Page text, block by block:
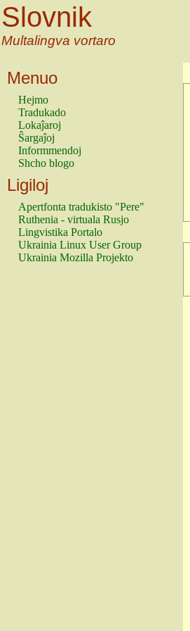
Slovnik
Multalingva vortaro
Menuo
Hejmo
Tradukado
Lokaĵaroj
Ŝargaĵoj
Informmendoj
Shcho blogo
Ligiloj
Apertfonta tradukisto "Pere"
Ruthenia - virtuala Rusjo
Lingvistika Portalo
Ukrainia Linux User Group
Ukrainia Mozilla Projekto